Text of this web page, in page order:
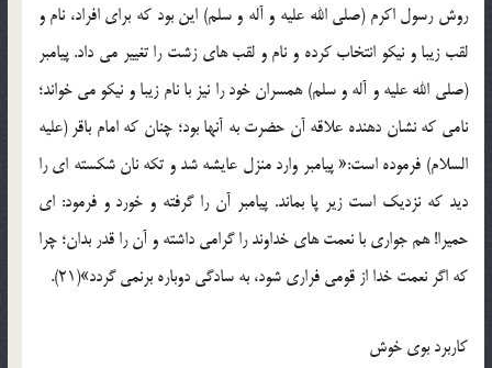
روش رسول اکرم (صلی الله علیه و آله و سلم) این بود که برای افراد، نام و
لقب زیبا و نیکو انتخاب کرده و نام و لقب های زشت را تغییر می داد. پیامبر
(صلی الله علیه و آله و سلم) همسران خود را نیز با نام زیبا و نیکو می خواند؛
نامی که نشان دهنده علاقه آن حضرت به آنها بود؛ چنان که امام باقر (علیه
السلام) فرموده است:« پیامبر وارد منزل عایشه شد و تکه نان شکسته ای را
دید که نزدیک است زیر پا بماند. پیامبر آن را گرفته و خورد و فرمود: ای
حمیرا! هم جواری با نعمت های خداوند را گرامی داشته و آن را قدر بدان؛ چرا
که اگر نعمت خدا از قومی فراری شود، به سادگی دوباره برنمی گردد»(21).
کاربرد بوی خوش